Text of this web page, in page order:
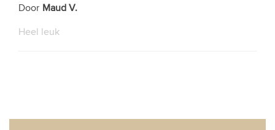
Door Maud V.
Heel leuk